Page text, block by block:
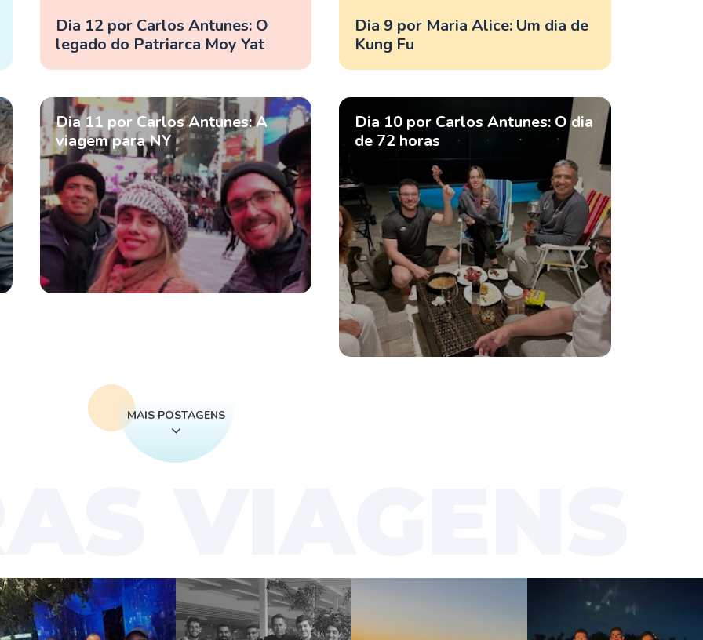
Dia 12 por Carlos Antunes: O
legado do Patriarca Moy Yat
Dia 11 por Carlos Antunes: A
viagem para NY
Dia 9 por Maria Alice: Um dia de
Kung Fu
Dia 10 por Carlos Antunes: O dia
de 72 horas
MAIS POSTAGENS